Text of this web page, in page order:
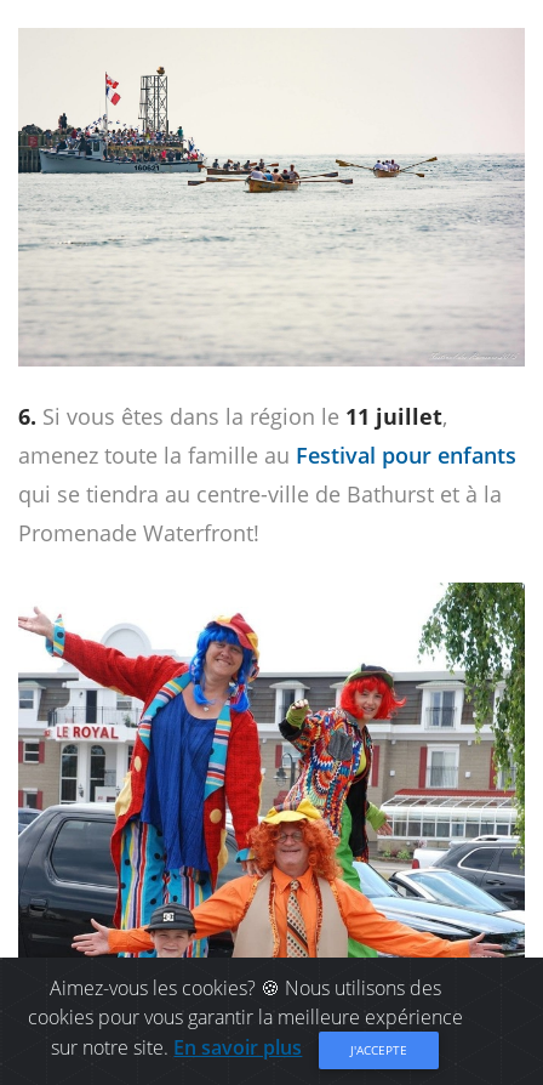
6. Si vous êtes dans la région le 11 juillet,
amenez toute la famille au Festival pour enfants
qui se tiendra au centre-ville de Bathurst et à la
Promenade Waterfront!
Aimez-vous les cookies? 🍪 Nous utilisons des
cookies pour vous garantir la meilleure expérience
sur notre site. En savoir plus J'ACCEPTE